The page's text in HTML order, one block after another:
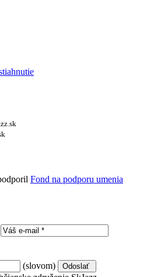
Fond na podporu umenia
(slovom)